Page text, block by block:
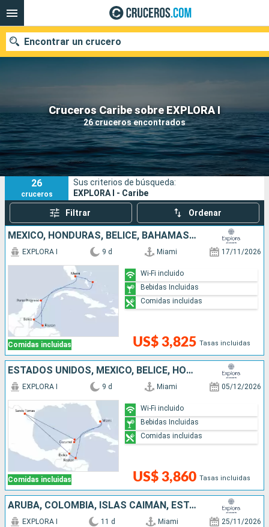
Cruceros Caribe sobre EXPLORA I
26 cruceros encontrados
Encontrar un crucero
Nuestros destinos
Fecha de salida
Puertos Compañías
26
cruceros
Sus criterios de búsqueda:
EXPLORA I - Caribe
Filtrar Ordenar
MÉXICO, HONDURAS, BELICE, BAHAMAS, ESTADOS UNIDOS
Comidas incluidas
EXPLORA I 9 d Miami 17/11/2026
US$ 3,825 Tasas incluidas
Wi-Fi incluido
Bebidas Incluidas
Comidas incluidas
ESTADOS UNIDOS, MÉXICO, BELICE, HONDURAS
Comidas incluidas
EXPLORA I 9 d Miami 05/12/2026
US$ 3,860 Tasas incluidas
Wi-Fi incluido
Bebidas Incluidas
Comidas incluidas
ARUBA, COLOMBIA, ISLAS CAIMÁN, ESTADOS UNIDOS
EXPLORA I 11 d Miami 25/11/2026